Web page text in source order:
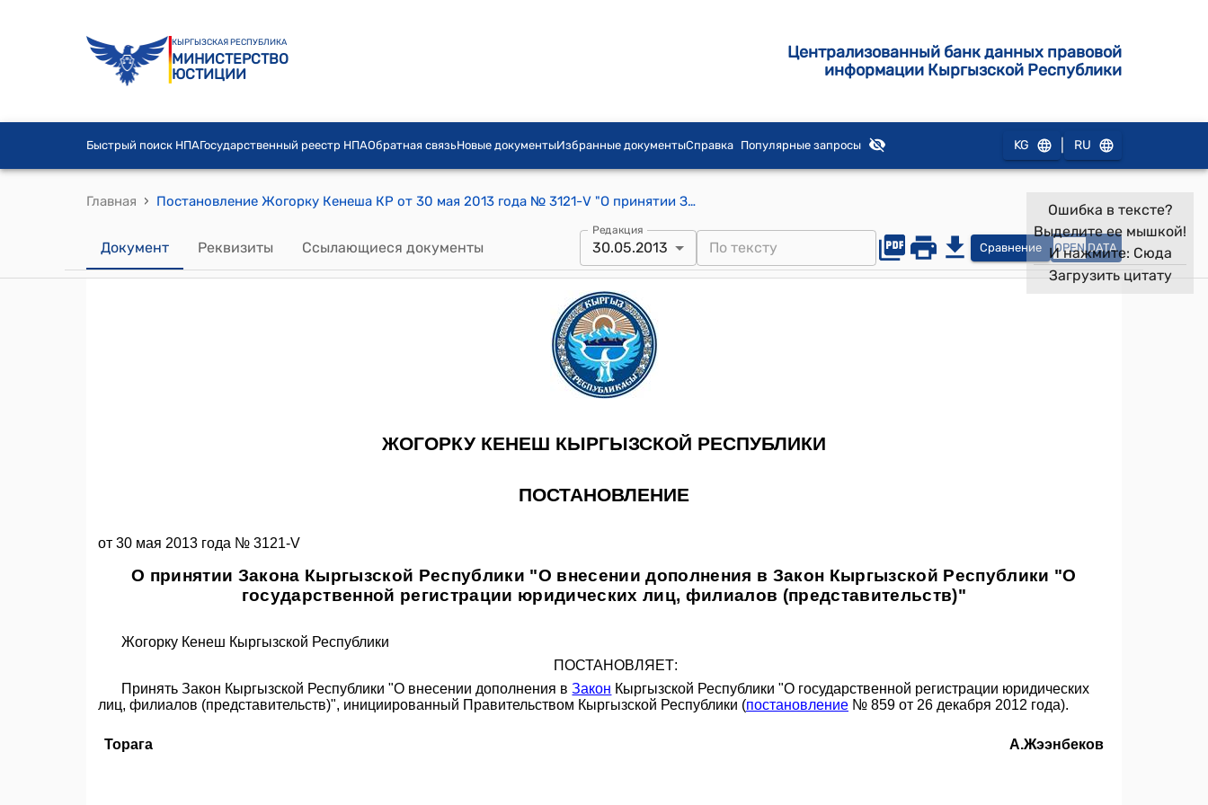
КЫРГЫЗСКАЯ РЕСПУБЛИКА
МИНИСТЕРСТВО
ЮСТИЦИИ
Централизованный банк данных правовой
информации Кыргызской Республики
Быстрый поиск НПАГосударственный реестр НПАОбратная связьНовые документыИзбранные документыСправка Популярные запросы KG RU
Главная › Постановление Жогорку Кенеша КР от 30 мая 2013 года № 3121-V "О принятии Закона Кыргызской Республики "О внесении дополнения в Закон Кыргызской Республики "О государственной регистрации юридических лиц, филиалов (представительств)"
Документ Реквизиты Ссылающиеся документы
Редакция
30.05.2013 Сравнение OPEN DATA
Ошибка в тексте?
Выделите ее мышкой!
И нажмите: Сюда
Загрузить цитату